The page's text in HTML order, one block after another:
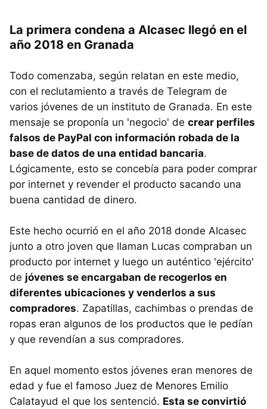
La primera condena a Alcasec llegó en el
año 2018 en Granada
Todo comenzaba, según relatan en este medio,
con el reclutamiento a través de Telegram de
varios jóvenes de un instituto de Granada. En este
mensaje se proponía un 'negocio' de crear perfiles
falsos de PayPal con información robada de la
base de datos de una entidad bancaria.
Lógicamente, esto se concebía para poder comprar
por internet y revender el producto sacando una
buena cantidad de dinero.
Este hecho ocurrió en el año 2018 donde Alcasec
junto a otro joven que llaman Lucas compraban un
producto por internet y luego un auténtico 'ejército'
de jóvenes se encargaban de recogerlos en
diferentes ubicaciones y venderlos a sus
compradores. Zapatillas, cachimbas o prendas de
ropas eran algunos de los productos que le pedían
y que revendían a sus compradores.
En aquel momento estos jóvenes eran menores de
edad y fue el famoso Juez de Menores Emilio
Calatayud el que los sentenció. Esta se convirtió